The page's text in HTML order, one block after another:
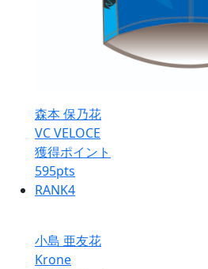
森本 保乃花
VC VELOCE
獲得ポイント
595pts
RANK4
小島 亜友花
Krone